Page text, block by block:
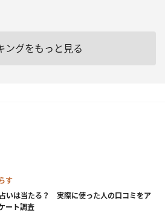
ングをもっと見る
す
いは当たる？ 実際に使った人の口コミをア
ート調査